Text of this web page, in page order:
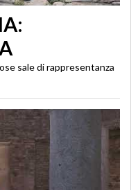
sale di rappresentanza